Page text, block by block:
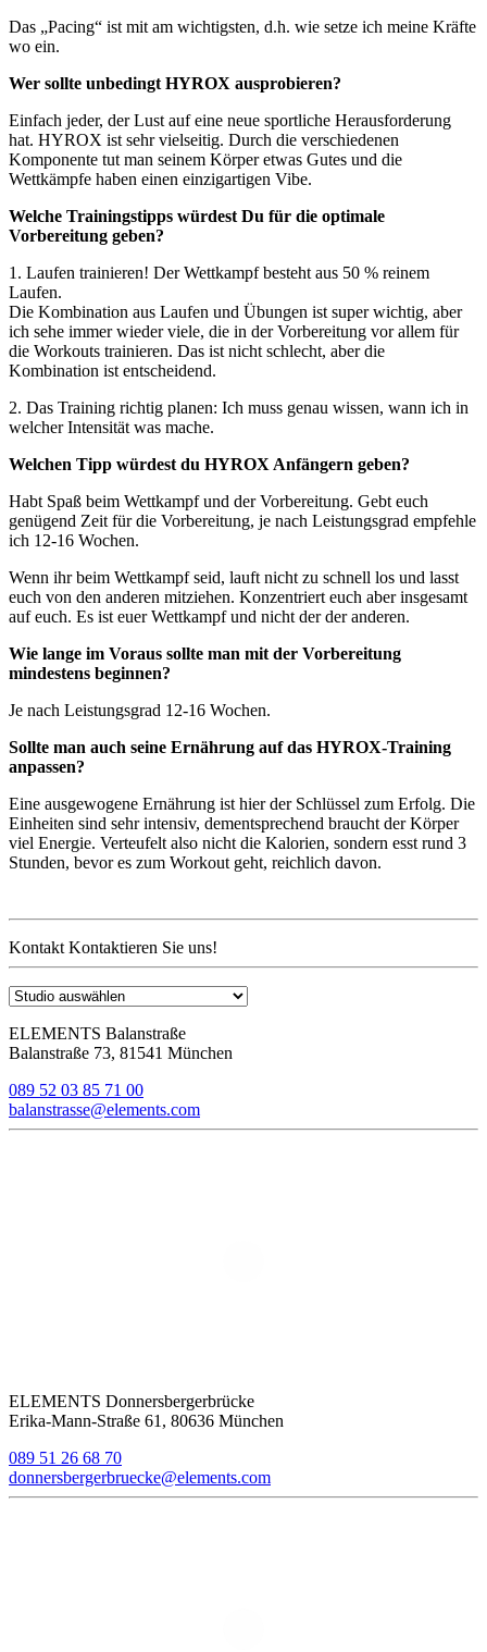
Das „Pacing“ ist mit am wichtigsten, d.h. wie setze ich meine Kräfte
wo ein.
Wer sollte unbedingt HYROX ausprobieren?
Einfach jeder, der Lust auf eine neue sportliche Herausforderung
hat. HYROX ist sehr vielseitig. Durch die verschiedenen
Komponente tut man seinem Körper etwas Gutes und die
Wettkämpfe haben einen einzigartigen Vibe.
Welche Trainingstipps würdest Du für die optimale
Vorbereitung geben?
1. Laufen trainieren! Der Wettkampf besteht aus 50 % reinem
Laufen.
Die Kombination aus Laufen und Übungen ist super wichtig, aber
ich sehe immer wieder viele, die in der Vorbereitung vor allem für
die Workouts trainieren. Das ist nicht schlecht, aber die
Kombination ist entscheidend.
2. Das Training richtig planen: Ich muss genau wissen, wann ich in
welcher Intensität was mache.
Welchen Tipp würdest du HYROX Anfängern geben?
Habt Spaß beim Wettkampf und der Vorbereitung. Gebt euch
genügend Zeit für die Vorbereitung, je nach Leistungsgrad empfehle
ich 12-16 Wochen.
Wenn ihr beim Wettkampf seid, lauft nicht zu schnell los und lasst
euch von den anderen mitziehen. Konzentriert euch aber insgesamt
auf euch. Es ist euer Wettkampf und nicht der der anderen.
Wie lange im Voraus sollte man mit der Vorbereitung
mindestens beginnen?
Je nach Leistungsgrad 12-16 Wochen.
Sollte man auch seine Ernährung auf das HYROX-Training
anpassen?
Eine ausgewogene Ernährung ist hier der Schlüssel zum Erfolg. Die
Einheiten sind sehr intensiv, dementsprechend braucht der Körper
viel Energie. Verteufelt also nicht die Kalorien, sondern esst rund 3
Stunden, bevor es zum Workout geht, reichlich davon.
Kontakt Kontaktieren Sie uns!
ELEMENTS Balanstraße
Balanstraße 73, 81541 München
089 52 03 85 71 00
balanstrasse@elements.com
ELEMENTS Donnersbergerbrücke
Erika-Mann-Straße 61, 80636 München
089 51 26 68 70
donnersbergerbruecke@elements.com